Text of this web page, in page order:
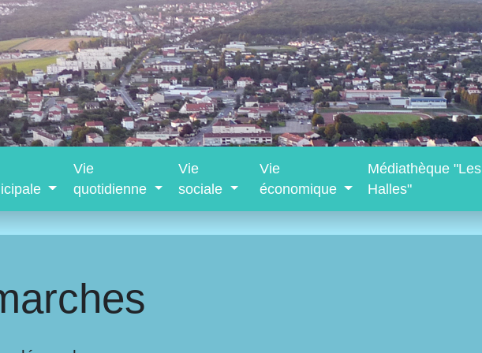
Vie
quotidienne
Vie
sociale
Vie
économique
Médiathèque "Les
Halles"